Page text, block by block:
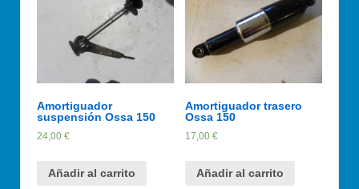
Amortiguador
suspensión Ossa 150
24,00 €
Añadir al carrito
Amortiguador trasero
Ossa 150
17,00€
Añadir al carrito